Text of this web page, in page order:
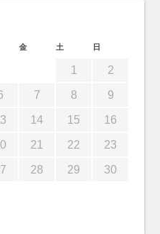
金 土 日
1 2
7 8 9
14 15 16
21 22 23
28 29 30